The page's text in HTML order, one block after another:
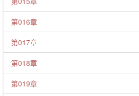
第016章
第017章
第018章
第019章